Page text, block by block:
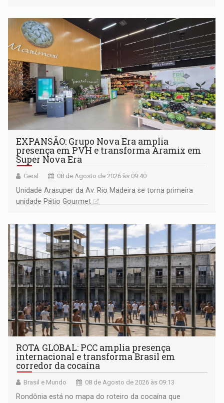
EXPANSÃO: Grupo Nova Era amplia
presença em PVH e transforma Aramix em
Super Nova Era
Geral 08 de Agosto de 2026 às 09:40
Unidade Arasuper da Av. Rio Madeira se torna primeira
unidade Pátio Gourmet
ROTA GLOBAL: PCC amplia presença
internacional e transforma Brasil em
corredor da cocaína
Brasil e Mundo 08 de Agosto de 2026 às 09:13
Rondônia está no mapa do roteiro da cocaína que